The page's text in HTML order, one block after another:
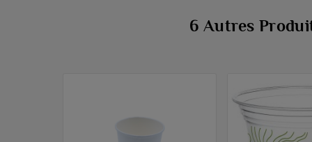
6 Autres